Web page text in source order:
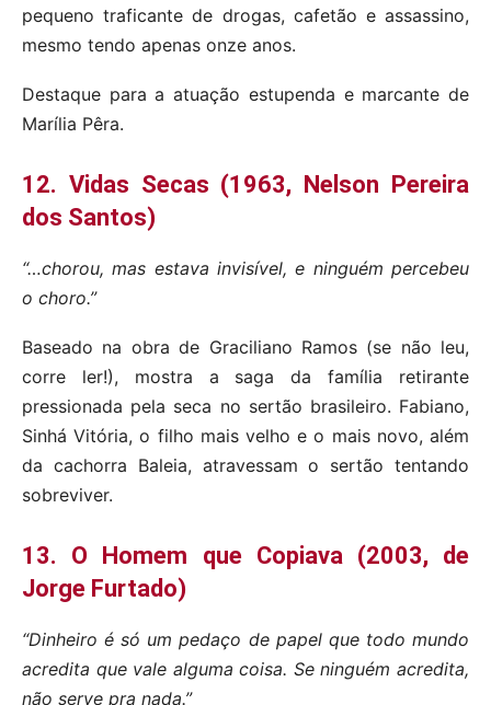
pequeno traficante de drogas, cafetão e assassino,
mesmo tendo apenas onze anos.
Destaque para a atuação estupenda e marcante de
Marília Pêra.
12. Vidas Secas (1963, Nelson Pereira
dos Santos)
“…chorou, mas estava invisível, e ninguém percebeu
o choro.”
Baseado na obra de Graciliano Ramos (se não leu,
corre ler!), mostra a saga da família retirante
pressionada pela seca no sertão brasileiro. Fabiano,
Sinhá Vitória, o filho mais velho e o mais novo, além
da cachorra Baleia, atravessam o sertão tentando
sobreviver.
13. O Homem que Copiava (2003, de
Jorge Furtado)
“Dinheiro é só um pedaço de papel que todo mundo
acredita que vale alguma coisa. Se ninguém acredita,
não serve pra nada.”